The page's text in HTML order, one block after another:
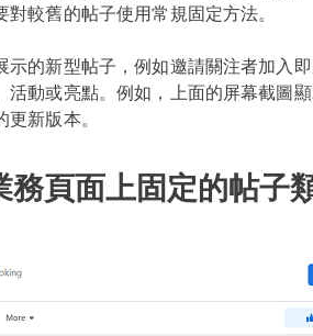
較舊的帖子使用常規固定方法。
示的新型帖子，例如邀請關注者加入
活動或亮點。例如，上面的屏幕截圖
新版本。
頁面上固定的帖子